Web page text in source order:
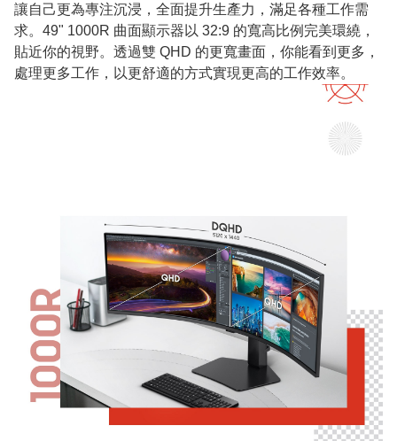
讓自己更為專注沉浸，全面提升生產力，滿足各種工作需
求。49" 1000R 曲面顯示器以 32:9 的寬高比例完美環繞，
貼近你的視野。透過雙 QHD 的更寬畫面，你能看到更多，
處理更多工作，以更舒適的方式實現更高的工作效率。